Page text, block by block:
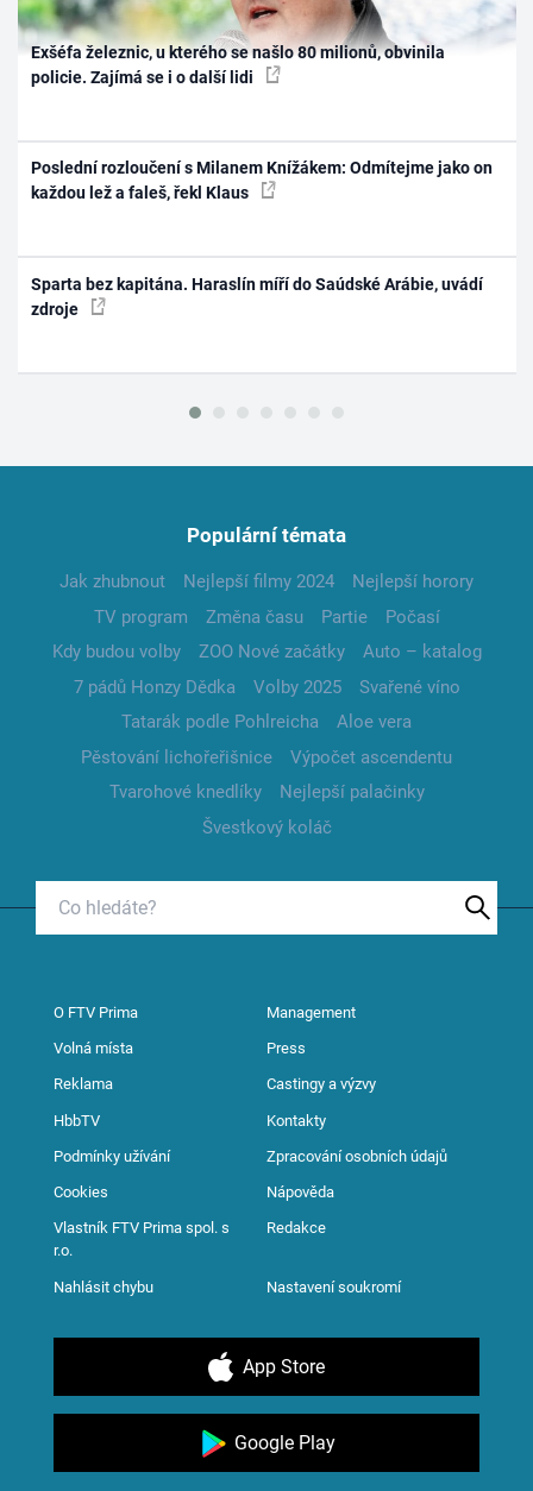
Exšéfa železnic, u kterého se našlo 80 milionů, obvinila
policie. Zajímá se i o další lidi
Poslední rozloučení s Milanem Knížákem: Odmítejme jako on
každou lež a faleš, řekl Klaus
Sparta bez kapitána. Haraslín míří do Saúdské Arábie, uvádí
zdroje
Populární témata
Jak zhubnout Nejlepší filmy 2024
Nejlepší horory
TV program
Změna času Partie
Počasí
Kdy budou volby
ZOO Nové začátky
Auto – katalog
7 pádů Honzy Dědka
Volby 2025
Svařené víno
Tatarák podle Pohlreicha
Aloe vera
Pěstování lichořeřišnice
Výpočet ascendentu
Tvarohové knedlíky
Nejlepší palačinky
Švestkový koláč
O FTV Prima Management
Volná místa Press
Reklama Castingy a výzvy
HbbTV Kontakty
Podmínky užívání Zpracování osobních údajů
Cookies Nápověda
Vlastník FTV Prima spol. s
r.o.
Redakce
Nahlásit chybu Nastavení soukromí
App Store
Google Play